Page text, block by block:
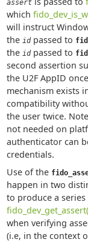
assert
which
will instruct
the idpassed to
the idpassed to
second assertion
the U2F AppID once
mechanism exists
compatibility
the user twice.
not needed on
authenticator can
credentials.
Use of the
happen in two
to produce a
when verifying
(i.e, in the context